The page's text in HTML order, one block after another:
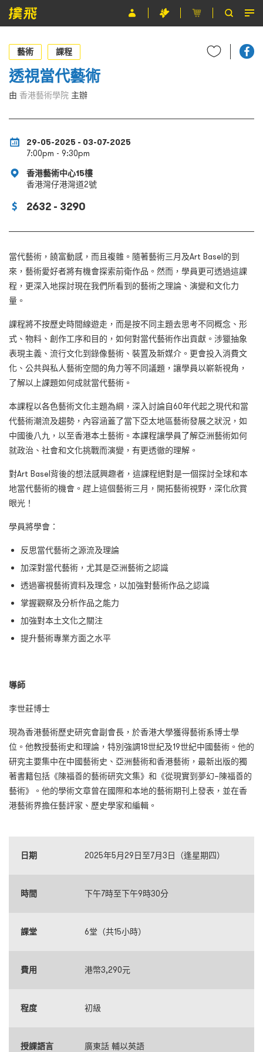
節目
主辦單位
關於撲飛
條款及細則
EN
藝術 課程
透視當代藝術
由 香港藝術學院 主辦
29-05-2025 - 03-07-2025
7:00pm - 9:30pm
香港藝術中心15樓
香港灣仔港灣道2號
2632 - 3290
當代藝術，饒富動感，而且複雜。隨著藝術三月及Art Basel的到
來，藝術愛好者將有機會探索前衛作品。然而，學員更可透過這課
程，更深入地探討現在我們所看到的藝術之理論、演變和文化力
量。
課程將不按歷史時間線遊走，而是按不同主題去思考不同概念、形
式、物料、創作工序和目的，如何對當代藝術作出貢獻。涉獵抽象
表現主義、流行文化到錄像藝術、裝置及新媒介。更會投入消費文
化、公共與私人藝術空間的角力等不同議題，讓學員以嶄新視角，
了解以上課題如何成就當代藝術。
本課程以各色藝術文化主題為綱，深入討論自60年代起之現代和當
代藝術潮流及趨勢，內容涵蓋了當下亞太地區藝術發展之狀況，如
中國後八九，以至香港本土藝術。本課程讓學員了解亞洲藝術如何
就政治、社會和文化挑戰而演變，有更透徹的理解。
對Art Basel背後的想法感興趣者，這課程絕對是一個探討全球和本
地當代藝術的機會。趕上這個藝術三月，開拓藝術視野，深化欣賞
眼光！
學員將學會：
反思當代藝術之源流及理論
加深對當代藝術，尤其是亞洲藝術之認識
透過審視藝術資料及理念，以加強對藝術作品之認識
掌握觀察及分析作品之能力
加強對本土文化之關注
提升藝術專業方面之水平
導師
李世莊博士
現為香港藝術歷史研究會副會長，於香港大學獲得藝術系博士學
位。他教授藝術史和理論，特別強調18世紀及19世紀中國藝術。他的
研究主要集中在中國藝術史、亞洲藝術和香港藝術，最新出版的獨
著書籍包括《陳福善的藝術研究文集》和《從現實到夢幻–陳福善的
藝術》。他的學術文章曾在國際和本地的藝術期刊上發表，並在香
港藝術界擔任藝評家、歷史學家和編輯。
日期 2025年5月29日至7月3日（逢星期四）
時間 下午7時至下午9時30分
課堂 6堂（共15小時）
費用 港幣3,290元
程度 初級
授課語言 廣東話 輔以英語